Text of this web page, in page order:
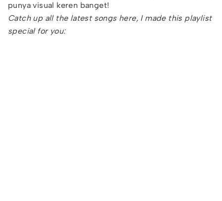
punya visual keren banget!
Catch up all the latest songs here, I made this playlist
special for you: